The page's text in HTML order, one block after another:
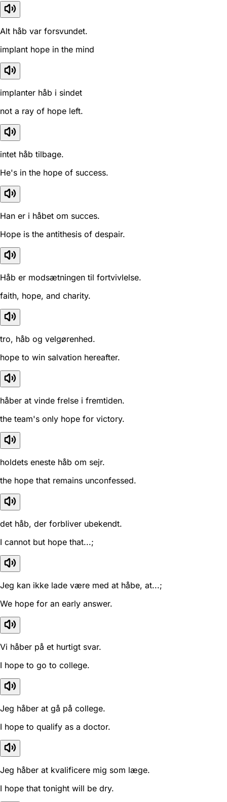
Alt håb var forsvundet.
implant hope in the mind
implanter håb i sindet
not a ray of hope left.
intet håb tilbage.
He's in the hope of success.
Han er i håbet om succes.
Hope is the antithesis of despair.
Håb er modsætningen til fortvivlelse.
faith, hope, and charity.
tro, håb og velgørenhed.
hope to win salvation hereafter.
håber at vinde frelse i fremtiden.
the team's only hope for victory.
holdets eneste håb om sejr.
the hope that remains unconfessed.
det håb, der forbliver ubekendt.
I cannot but hope that...;
Jeg kan ikke lade være med at håbe, at...;
We hope for an early answer.
Vi håber på et hurtigt svar.
I hope to go to college.
Jeg håber at gå på college.
I hope to qualify as a doctor.
Jeg håber at kvalificere mig som læge.
I hope that tonight will be dry.